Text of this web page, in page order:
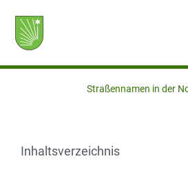
Inhalt
springen
Straßennamen in der
Inhaltsverzeichnis